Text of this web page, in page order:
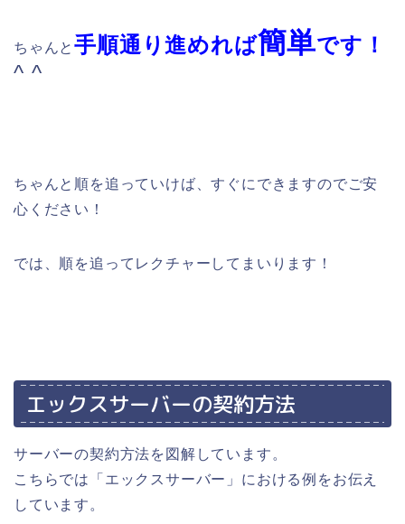
ちゃんと手順通り進めれば簡単です！
^ ^
ちゃんと順を追っていけば、すぐにできますのでご安
心ください！
では、順を追ってレクチャーしてまいります！
エックスサーバーの契約方法
サーバーの契約方法を図解しています。
こちらでは「エックスサーバー」における例をお伝え
しています。